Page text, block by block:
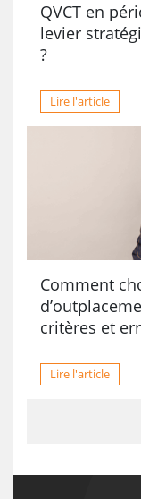
QVCT en
levier
?
Lire l'article
Comment
critères et
Lire l'article